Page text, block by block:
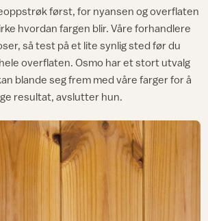
først, for nyansen og overflaten
hvordan fargen blir. Våre forhandlere
så test på et lite synlig sted før du
overflaten. Osmo har et stort utvalg
blande seg frem med våre farger for å
resultat, avslutter hun.